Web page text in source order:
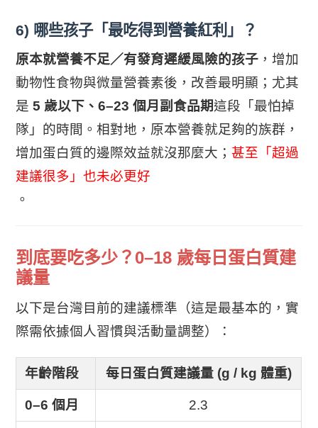
6) 哪些孩子「最吃得到營養紅利」？
原本就營養不足／有發育遲緩風險的孩子 ，增加
動物性食物與微量營養素後，改善最明顯；尤其
是5 歲以下、6–23 個月副食品期這段「最怕掉
隊」的時間。相對地，原本營養就足夠的族群，
增加蛋白質的邊際效益就沒那麼大； 甚至「超過
建議很多」也未必更好
。
到底要吃多少？0–18 歲每日蛋白質建
議量
以下是台灣目前的建議標準（這是最基本的，實
際需依據個人習慣與活動量調整）：
年齡階段 每日蛋白質建議量 (g / kg 體重)
0–6 個月 2.3